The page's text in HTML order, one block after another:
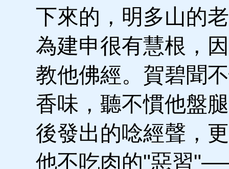
下來的，明多山的
為建申很有慧根，
教他佛經。賀碧聞
香味，聽不慣他盤
後發出的唸經聲，
他不吃肉的"惡習